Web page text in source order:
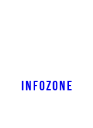
INFOZONE